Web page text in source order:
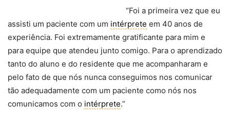
“Foi a primeira vez que eu
assisti um paciente com um intérprete em 40 anos de
experiência. Foi extremamente gratificante para mim e
para equipe que atendeu junto comigo. Para o aprendizado
tanto do aluno e do residente que me acompanharam e
pelo fato de que nós nunca conseguimos nos comunicar
tão adequadamente com um paciente como nós nos
comunicamos com o intérprete.”